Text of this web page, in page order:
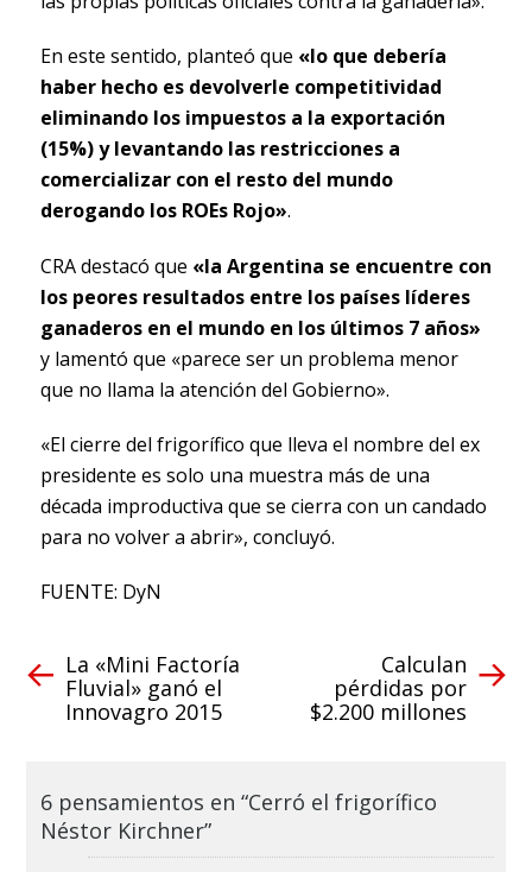
En este sentido, planteó que «lo que debería
haber hecho es devolverle competitividad
eliminando los impuestos a la exportación
(15%) y levantando las restricciones a
comercializar con el resto del mundo
derogando los ROEs Rojo».
CRA destacó que «la Argentina se encuentre con
los peores resultados entre los países líderes
ganaderos en el mundo en los últimos 7 años»
y lamentó que «parece ser un problema menor
que no llama la atención del Gobierno».
«El cierre del frigorífico que lleva el nombre del ex
presidente es solo una muestra más de una
década improductiva que se cierra con un candado
para no volver a abrir», concluyó.
FUENTE: DyN
La «Mini Factoría
Fluvial» ganó el
Innovagro 2015
Calculan
pérdidas por
$2.200 millones
6 pensamientos en “Cerró el frigorífico
Néstor Kirchner”